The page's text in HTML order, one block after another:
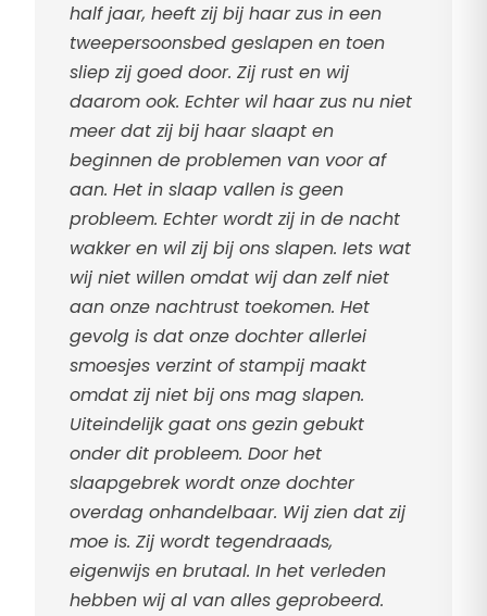
half jaar, heeft zij bij haar zus in een
tweepersoonsbed geslapen en toen
sliep zij goed door. Zij rust en wij
daarom ook. Echter wil haar zus nu niet
meer dat zij bij haar slaapt en
beginnen de problemen van voor af
aan. Het in slaap vallen is geen
probleem. Echter wordt zij in de nacht
wakker en wil zij bij ons slapen. Iets wat
wij niet willen omdat wij dan zelf niet
aan onze nachtrust toekomen. Het
gevolg is dat onze dochter allerlei
smoesjes verzint of stampij maakt
omdat zij niet bij ons mag slapen.
Uiteindelijk gaat ons gezin gebukt
onder dit probleem. Door het
slaapgebrek wordt onze dochter
overdag onhandelbaar. Wij zien dat zij
moe is. Zij wordt tegendraads,
eigenwijs en brutaal. In het verleden
hebben wij al van alles geprobeerd.